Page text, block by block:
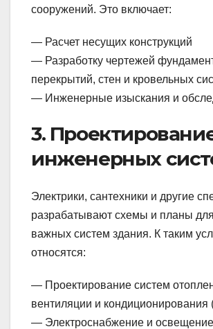
сооружений. Это включает:
— Расчет несущих конструкций
— Разработку чертежей
перекрытий, стен и кровельных
— Инженерные изыскания и
3.
инженерных
Электрики, сантехники и другие
разрабатывают схемы и планы
важных систем здания. К таким
относятся:
— Проектирование систем
вентиляции и кондиционирования
— Электроснабжение и освещение